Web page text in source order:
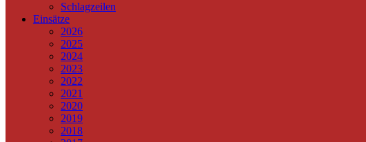
Schlagzeilen
Einsätze
2026
2025
2024
2023
2022
2021
2020
2019
2018